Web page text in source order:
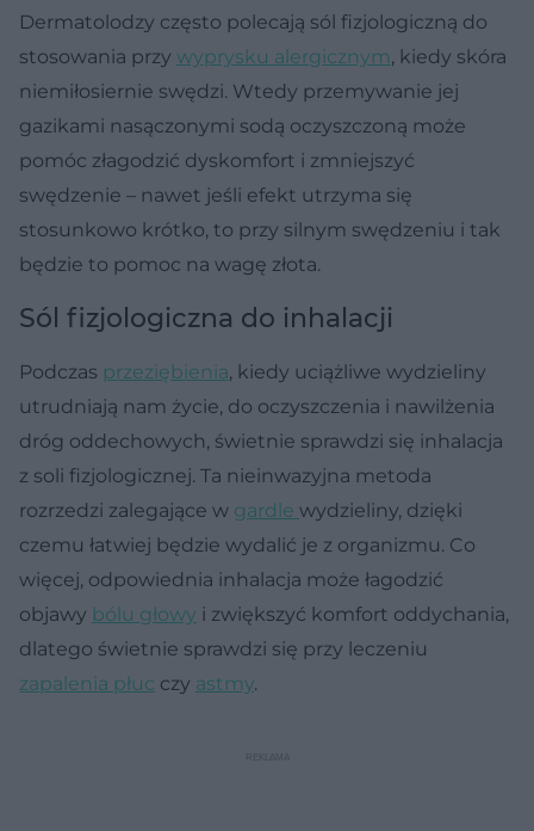
Dermatolodzy często polecają sól fizjologiczną do
stosowania przy wyprysku alergicznym, kiedy skóra
niemiłosiernie swędzi. Wtedy przemywanie jej
gazikami nasączonymi sodą oczyszczoną może
pomóc złagodzić dyskomfort i zmniejszyć
swędzenie – nawet jeśli efekt utrzyma się
stosunkowo krótko, to przy silnym swędzeniu i tak
będzie to pomoc na wagę złota.
Sól fizjologiczna do inhalacji
Podczas przeziębienia, kiedy uciążliwe wydzieliny
utrudniają nam życie, do oczyszczenia i nawilżenia
dróg oddechowych, świetnie sprawdzi się inhalacja
z soli fizjologicznej. Ta nieinwazyjna metoda
rozrzedzi zalegające w gardle wydzieliny, dzięki
czemu łatwiej będzie wydalić je z organizmu. Co
więcej, odpowiednia inhalacja może łagodzić
objawy bólu głowy i zwiększyć komfort oddychania,
dlatego świetnie sprawdzi się przy leczeniu
zapalenia płuc czy astmy.